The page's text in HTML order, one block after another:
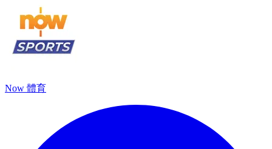
Now 體育